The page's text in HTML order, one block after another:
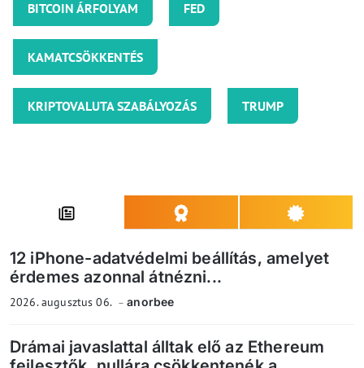
BITCOIN ÁRFOLYAM FED
KAMATCSÖKKENTÉS
KRIPTOVALUTA SZABÁLYOZÁS TRUMP
12 iPhone-adatvédelmi beállítás, amelyet
érdemes azonnal átnézni...
2026. augusztus 06. anorbee
Drámai javaslattal álltak elő az Ethereum